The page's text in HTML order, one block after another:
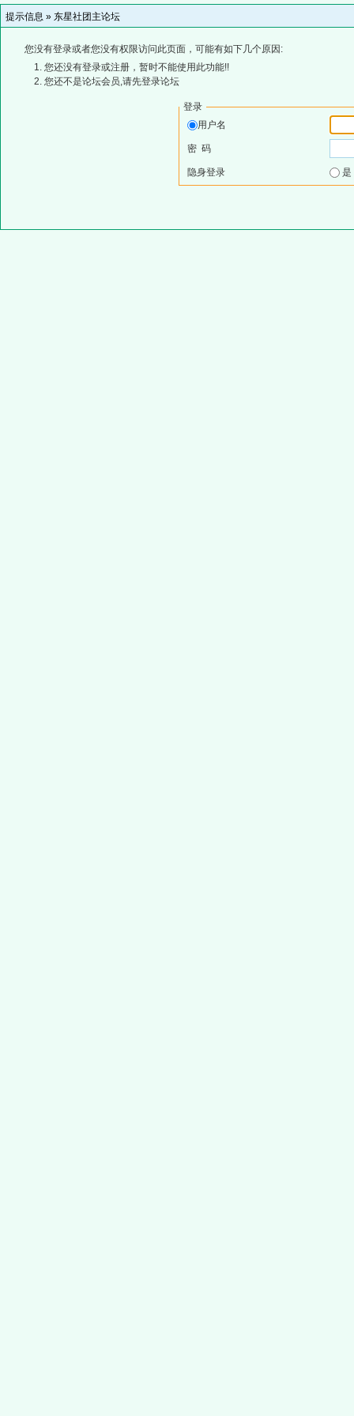
提示信息 » 东星社团主论坛
您没有登录或者您没有权限访问此页面，可能有如下几个原因:
您还没有登录或注册，暂时不能使用此功能!!
您还不是论坛会员,请先登录论坛
登录
用户名
密 码
隐身登录